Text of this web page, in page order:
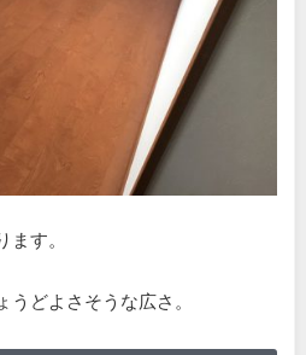
す。
どよさそうな広さ。